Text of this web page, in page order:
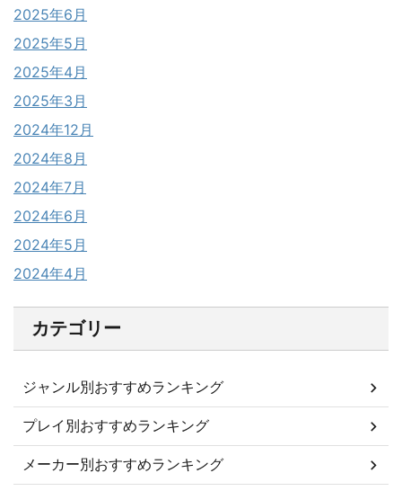
2025年6月
2025年5月
2025年4月
2025年3月
2024年12月
2024年8月
2024年7月
2024年6月
2024年5月
2024年4月
カテゴリー
ジャンル別おすすめランキング
プレイ別おすすめランキング
メーカー別おすすめランキング